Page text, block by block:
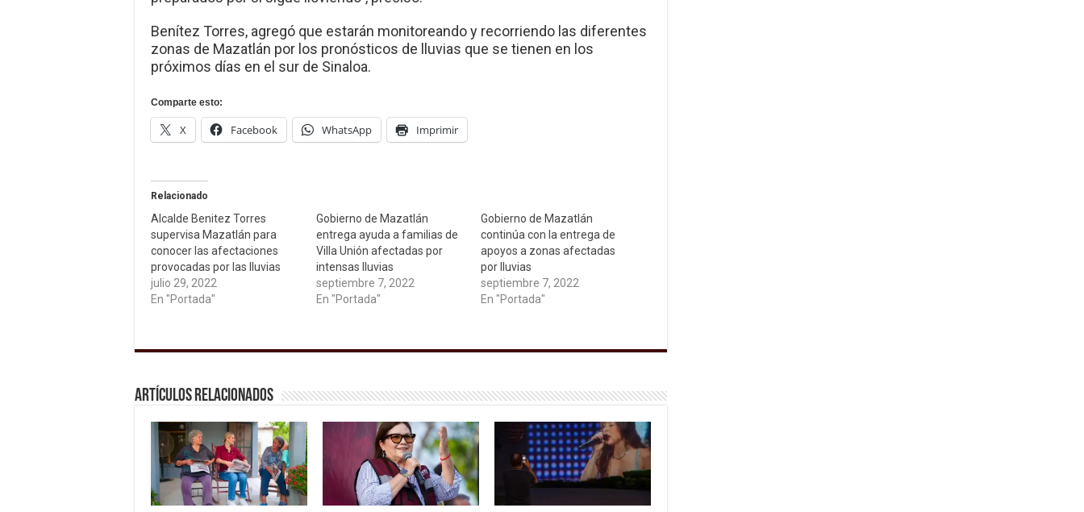
Benítez Torres, agregó que estarán monitoreando y recorriendo las diferentes
zonas de Mazatlán por los pronósticos de lluvias que se tienen en los
próximos días en el sur de Sinaloa.
Comparte esto:
X Facebook WhatsApp Imprimir
Relacionado
Alcalde Benitez Torres
supervisa Mazatlán para
conocer las afectaciones
provocadas por las lluvias
julio 29, 2022
En "Portada"
Gobierno de Mazatlán
entrega ayuda a familias de
Villa Unión afectadas por
intensas lluvias
septiembre 7, 2022
En "Portada"
Gobierno de Mazatlán
continúa con la entrega de
apoyos a zonas afectadas
por lluvias
septiembre 7, 2022
En "Portada"
Artículos relacionados